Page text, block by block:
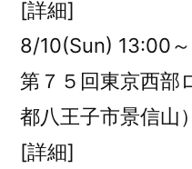
[詳細]
8/10(Sun) 13:00
第７５回東京西部
都八王子市景信山）
[詳細]